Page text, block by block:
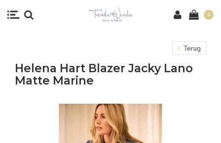
0
Terug
Helena Hart Blazer Jacky Lano
Matte Marine